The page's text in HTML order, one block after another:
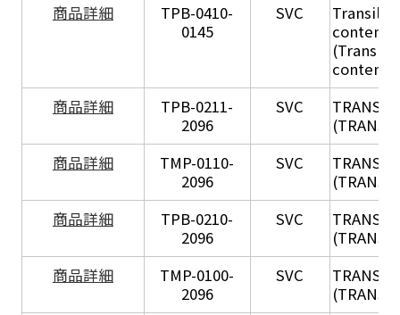
商品詳細
TPB-0410-
0145
SVC
Transil
content
(Transil
content
商品詳細
TPB-0211-
2096
SVC TRANSIL
商品詳細
TMP-0110-
2096
SVC TRANSIL
商品詳細
TPB-0210-
2096
SVC TRANSIL
商品詳細
TMP-0100-
2096
SVC TRANSIL